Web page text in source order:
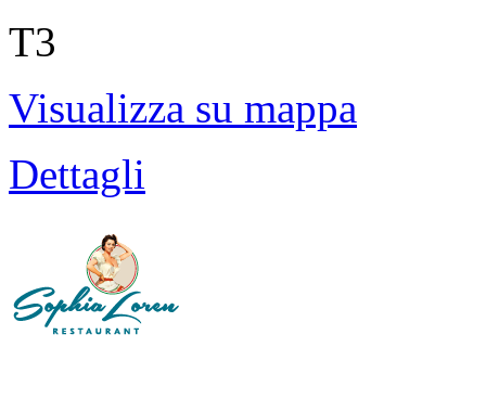
T3
Visualizza su mappa
Dettagli